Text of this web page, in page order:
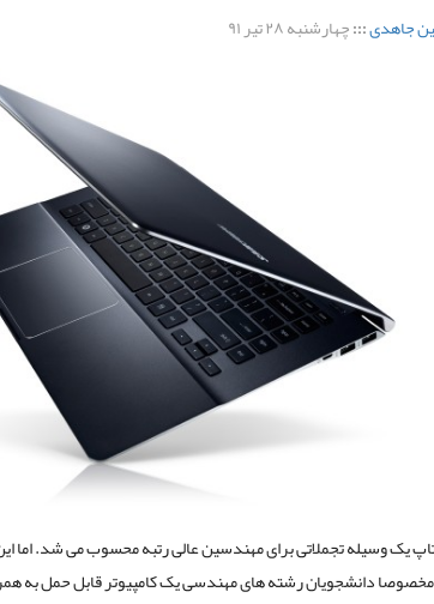
جاهدی:::چهارشنبه ۲۸ تیر ۹۱
یک وسیله تجملاتی برای مهندسین عالی رتبه محسوب می شد. اما
دانشجویان رشته های مهندسی یک کامپیوتر قابل حمل به